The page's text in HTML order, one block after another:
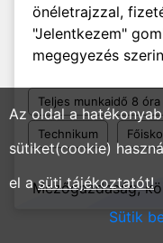
önéletrajzzal,
"Jelentkezem"
megegyezés
Teljes munkaidő 8 óra
Technikum
Mezőgazdaság,
Az oldal a
sütiket(cookie)
el asüti tájékoztatót!
Sütik